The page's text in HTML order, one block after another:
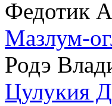
Федотик
Мазлум-
Родэ
Цулукия